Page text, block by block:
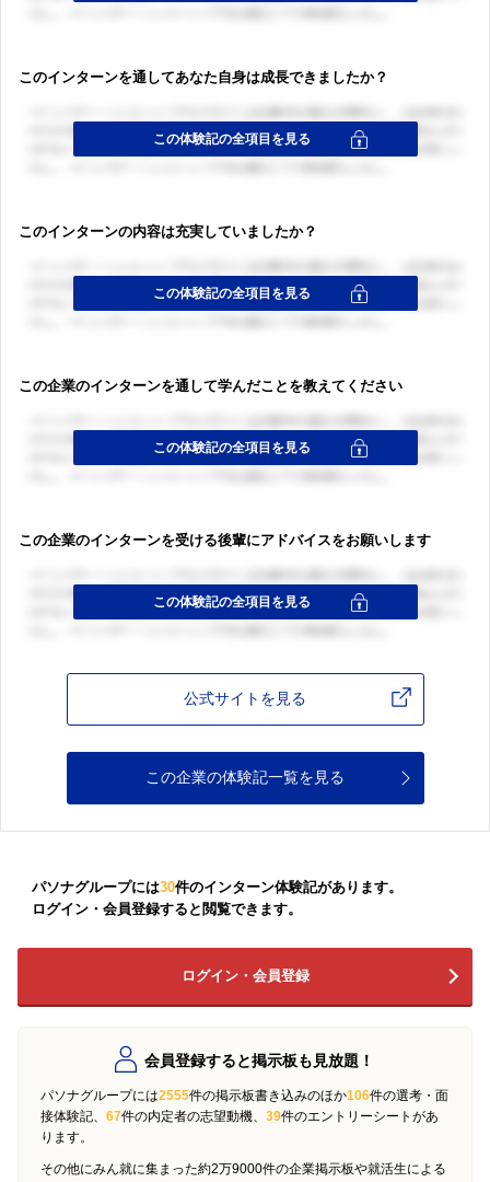
このインターンを通してあなた自身は成長できましたか？
このインターンの内容は充実していましたか？
この企業のインターンを通して学んだことを教えてください
この企業のインターンを受ける後輩にアドバイスをお願いします
公式サイトを見る
この企業の体験記一覧を見る
パソナグループには30件のインターン体験記があります。
ログイン・会員登録すると閲覧できます。
ログイン・会員登録
会員登録すると掲示板も見放題！
パソナグループには2555件の掲示板書き込みのほか106件の選考・面
接体験記、 67件の内定者の志望動機、 39件のエントリーシートがあ
ります。
その他にみん就に集まった約2万9000件の企業掲示板や就活生による
ログイン・会員登録
ログイン・会員登録